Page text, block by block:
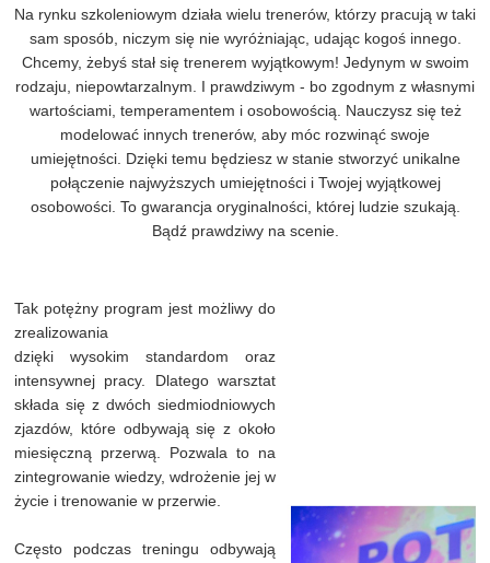
Na rynku szkoleniowym działa wielu trenerów, którzy pracują w taki
sam sposób, niczym się nie wyróżniając, udając kogoś innego.
Chcemy, żebyś stał się trenerem wyjątkowym! Jedynym w swoim
rodzaju, niepowtarzalnym. I prawdziwym - bo zgodnym z własnymi
wartościami, temperamentem i osobowością. Nauczysz się też
modelować innych trenerów, aby móc rozwinąć swoje
umiejętności. Dzięki temu będziesz w stanie stworzyć unikalne
połączenie najwyższych umiejętności i Twojej wyjątkowej
osobowości. To gwarancja oryginalności, której ludzie szukają.
Bądź prawdziwy na scenie.
Tak potężny program jest możliwy do
zrealizowania
dzięki wysokim standardom oraz
intensywnej pracy. Dlatego warsztat
składa się z dwóch siedmiodniowych
zjazdów, które odbywają się z około
miesięczną przerwą. Pozwala to na
zintegrowanie wiedzy, wdrożenie jej w
życie i trenowanie w przerwie.
Często podczas treningu odbywają